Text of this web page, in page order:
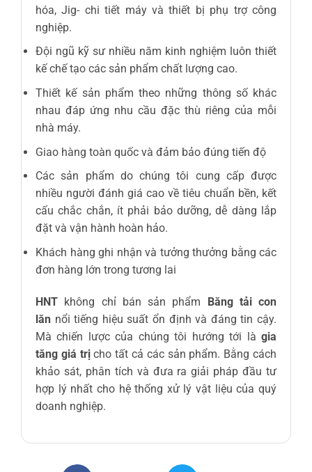
hóa, Jig- chi tiết máy và thiết bị phụ trợ công
nghiệp.
Đội ngũ kỹ sư nhiều năm kinh nghiệm luôn thiết
kế chế tạo các sản phẩm chất lượng cao.
Thiết kế sản phẩm theo những thông số khác
nhau đáp ứng nhu cầu đặc thù riêng của mỗi
nhà máy.
Giao hàng toàn quốc và đảm bảo đúng tiến độ
Các sản phẩm do chúng tôi cung cấp được
nhiều người đánh giá cao về tiêu chuẩn bền, kết
cấu chắc chắn, ít phải bảo dưỡng, dễ dàng lắp
đặt và vận hành hoàn hảo.
Khách hàng ghi nhận và tưởng thưởng bằng các
đơn hàng lớn trong tương lai
HNT không chỉ bán sản phẩm Băng tải con
lăn nổi tiếng hiệu suất ổn định và đáng tin cậy.
Mà chiến lược của chúng tôi hướng tới là gia
tăng giá trịcho tất cả các sản phẩm. Bằng cách
khảo sát, phân tích và đưa ra giải pháp đầu tư
hợp lý nhất cho hệ thống xử lý vật liệu của quý
doanh nghiệp.